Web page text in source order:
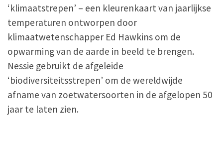
‘klimaatstrepen’ – een kleurenkaart van jaarlijkse
temperaturen ontworpen door
klimaatwetenschapper Ed Hawkins om de
opwarming van de aarde in beeld te brengen.
Nessie gebruikt de afgeleide
‘biodiversiteitsstrepen’ om de wereldwijde
afname van zoetwatersoorten in de afgelopen 50
jaar te laten zien.